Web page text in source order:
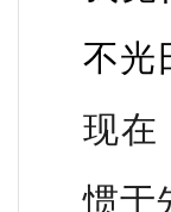
不光
现在
惯于